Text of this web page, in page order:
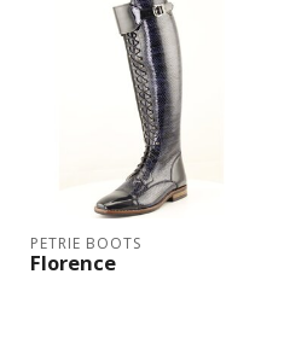
PETRIE BOOTS
Florence